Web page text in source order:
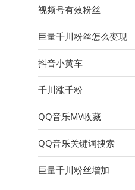
视频号有效粉丝
巨量千川粉丝怎么变现
抖音小黄车
千川涨千粉
QQ音乐MV收藏
QQ音乐关键词搜索
巨量千川粉丝增加